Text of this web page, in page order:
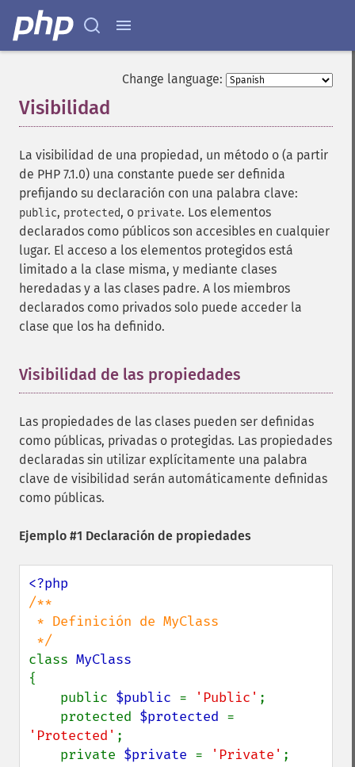
Change language:
Visibilidad
La visibilidad de una propiedad, un método o (a partir
de PHP 7.1.0) una constante puede ser definida
prefijando su declaración con una palabra clave:
public, protected, o private. Los elementos
declarados como públicos son accesibles en cualquier
lugar. El acceso a los elementos protegidos está
limitado a la clase misma, y mediante clases
heredadas y a las clases padre. A los miembros
declarados como privados solo puede acceder la
clase que los ha definido.
Visibilidad de las propiedades
Las propiedades de las clases pueden ser definidas
como públicas, privadas o protegidas. Las propiedades
declaradas sin utilizar explícitamente una palabra
clave de visibilidad serán automáticamente definidas
como públicas.
Ejemplo #1 Declaración de propiedades
/**
class
{
    public
$public = 'Public' ;
    protected
$protected
'Protected' ;
    private
$private = 'Private' ;